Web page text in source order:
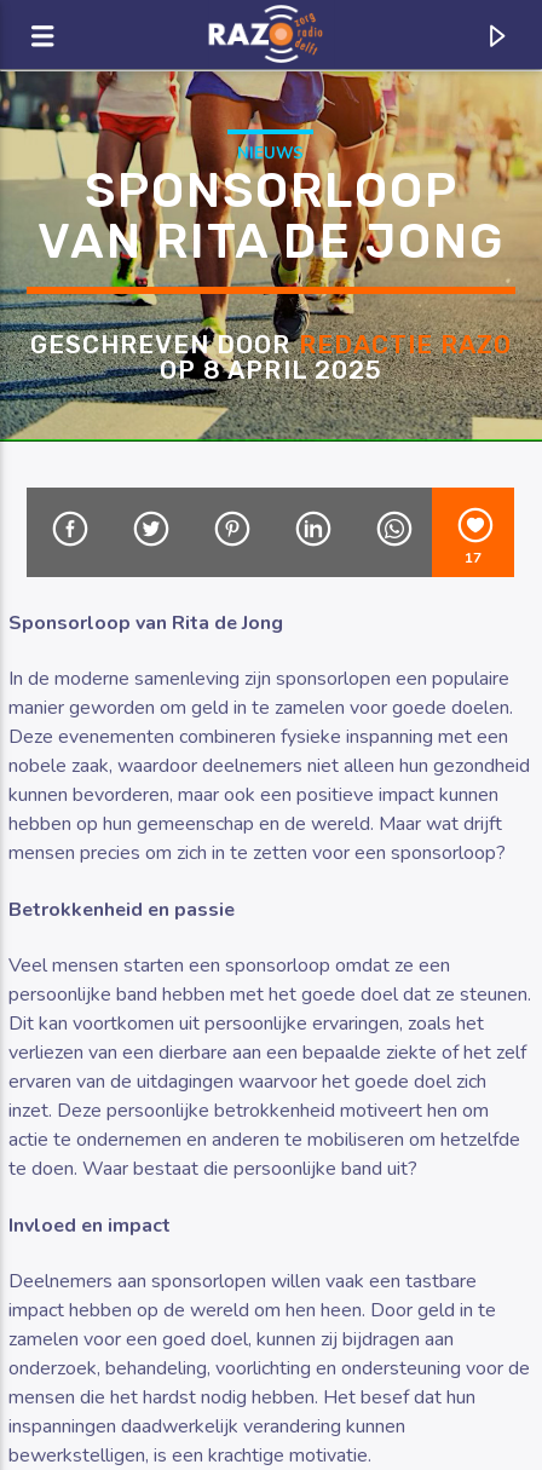
TITLE
ARTIST
Luister RAZO online
Zoeken
NIEUWS
SPONSORLOOP
VAN RITA DE JONG
GESCHREVEN DOORREDACTIE RAZO
OP 8 APRIL 2025
17
Sponsorloop van Rita de Jong
In de moderne samenleving zijn sponsorlopen een populaire
manier geworden om geld in te zamelen voor goede doelen.
Deze evenementen combineren fysieke inspanning met een
nobele zaak, waardoor deelnemers niet alleen hun gezondheid
kunnen bevorderen, maar ook een positieve impact kunnen
hebben op hun gemeenschap en de wereld. Maar wat drijft
mensen precies om zich in te zetten voor een sponsorloop?
Betrokkenheid en passie
Veel mensen starten een sponsorloop omdat ze een
persoonlijke band hebben met het goede doel dat ze steunen.
Dit kan voortkomen uit persoonlijke ervaringen, zoals het
verliezen van een dierbare aan een bepaalde ziekte of het zelf
ervaren van de uitdagingen waarvoor het goede doel zich
inzet. Deze persoonlijke betrokkenheid motiveert hen om
actie te ondernemen en anderen te mobiliseren om hetzelfde
te doen. Waar bestaat die persoonlijke band uit?
Invloed en impact
Deelnemers aan sponsorlopen willen vaak een tastbare
impact hebben op de wereld om hen heen. Door geld in te
zamelen voor een goed doel, kunnen zij bijdragen aan
onderzoek, behandeling, voorlichting en ondersteuning voor de
mensen die het hardst nodig hebben. Het besef dat hun
inspanningen daadwerkelijk verandering kunnen
bewerkstelligen, is een krachtige motivatie.